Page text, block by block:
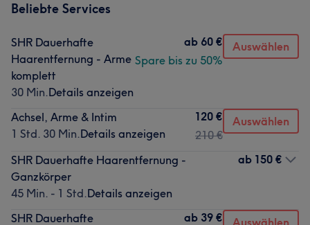
Beliebte Services
SHR Dauerhafte
Haarentfernung - Arme
komplett
30 Min.Details anzeigen
ab 60 €
Spare bis zu 50%
Auswählen
Achsel, Arme & Intim
1 Std. 30 Min.Details anzeigen
120 €
210 €
Auswählen
SHR Dauerhafte Haarentfernung -
Ganzkörper
45 Min. - 1 Std.Details anzeigen
ab 150 €
SHR Dauerhafte
ab 39 €
Auswählen